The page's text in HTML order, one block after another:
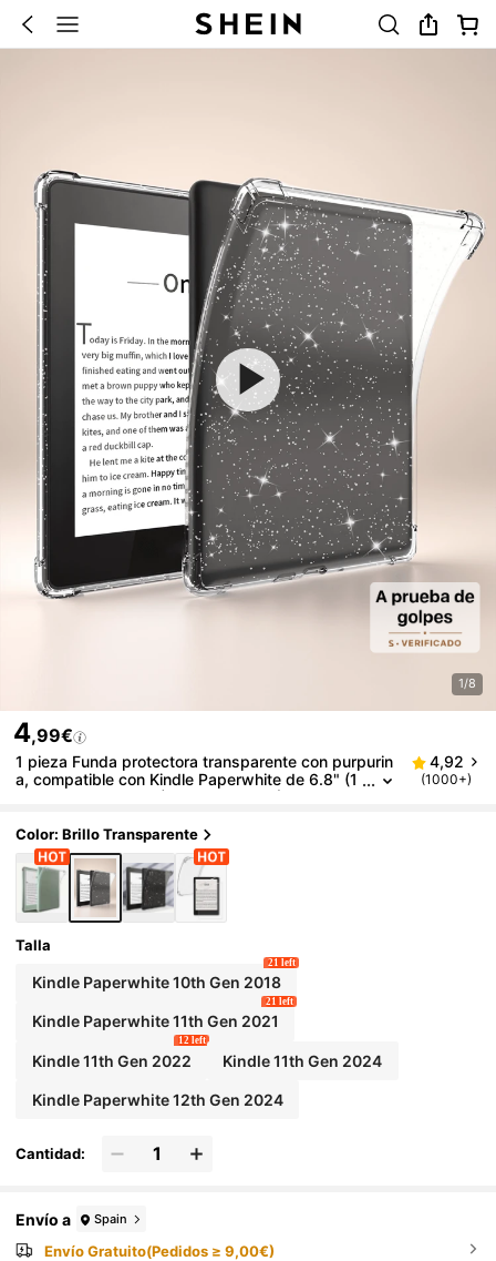
1/8
4,99€
1 pieza Funda protectora transparente con purpurin
a, compatible con Kindle Paperwhite de 6.8" (1
1ª generación, 2021) / Kindle de 6" (11ª genera
024) (6") / Kindle 10ª generación (2018), a prueba
de golpes, funda protectora transparente de cobert
ura completa, carcasa de silicona suave, ligera y po
rtátil
4,92
(1000+)
Color: Brillo Transparente
Talla
Kindle Paperwhite 10th Gen 2018
21 left
Kindle Paperwhite 11th Gen 2021
21 left
Kindle 11th Gen 2022
12 left
Kindle 11th Gen 2024
Kindle Paperwhite 12th Gen 2024
Cantidad:
Envío a Spain
Envío Gratuito(Pedidos ≥ 9,00€)